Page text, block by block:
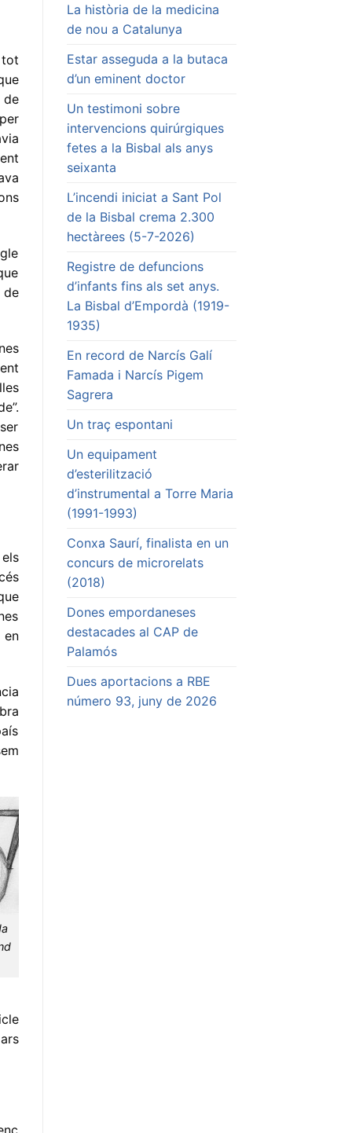
tot
de
de
en
La història de la medicina
de nou a Catalunya
Estar asseguda a la butaca
d’un eminent doctor
Un testimoni sobre
intervencions quirúrgiques
fetes a la Bisbal als anys
seixanta
L’incendi iniciat a Sant Pol
de la Bisbal crema 2.300
hectàrees (5-7-2026)
Registre de defuncions
d’infants fins als set anys.
La Bisbal d’Empordà (1919-
1935)
En record de Narcís Galí
Famada i Narcís Pigem
Sagrera
Un traç espontani
Un equipament
d’esterilització
d’instrumental a Torre Maria
(1991-1993)
Conxa Saurí, finalista en un
concurs de microrelats
(2018)
Dones empordaneses
destacades al CAP de
Palamós
Dues aportacions a RBE
número 93, juny de 2026